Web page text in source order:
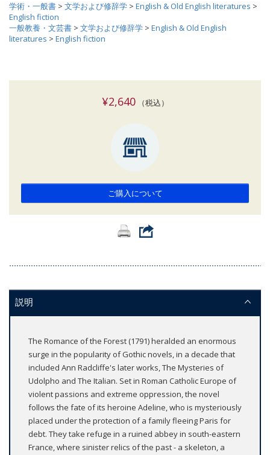
学術・一般書 > 文学および修辞学 > English & Old English literatures >
English fiction
一般教養・文芸書 > 文学および修辞学 > English & Old English
literatures > English fiction
¥2,640（税込）
ご購入について
説明
The Romance of the Forest (1791) heralded an enormous
surge in the popularity of Gothic novels, in a decade that
included Ann Radcliffe's later works, The Mysteries of
Udolpho and The Italian. Set in Roman Catholic Europe of
violent passions and extreme oppression, the novel
follows the fate of its heroine Adeline, who is mysteriously
placed under the protection of a family fleeing Paris for
debt. They take refuge in a ruined abbey in south-eastern
France, where sinister relics of the past - a skeleton, a